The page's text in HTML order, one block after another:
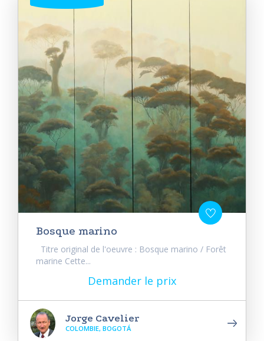
Bosque marino
Titre original de l'oeuvre : Bosque marino / Forêt
marine Cette...
Demander le prix
Jorge Cavelier
COLOMBIE, BOGOTÁ